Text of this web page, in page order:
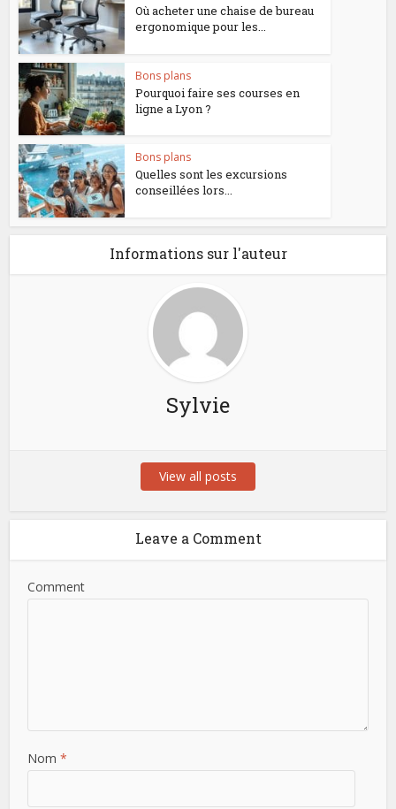
Où acheter une chaise de bureau
ergonomique pour les...
Bons plans
Pourquoi faire ses courses en
ligne a Lyon ?
Bons plans
Quelles sont les excursions
conseillées lors...
Informations sur l'auteur
Sylvie
View all posts
Leave a Comment
Comment
Nom*